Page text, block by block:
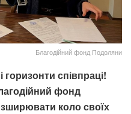
Благодійний фонд Подоляни
співпраці!
фонд
коло своїх